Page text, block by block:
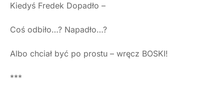
Kiedyś Fredek Dopadło –
Coś odbiło…? Napadło…?
Albo chciał być po prostu – wręcz BOSKI!
***